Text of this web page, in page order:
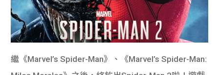
繼《Marvel’s Spider-Man》、《Marvel’s Spider-Man: